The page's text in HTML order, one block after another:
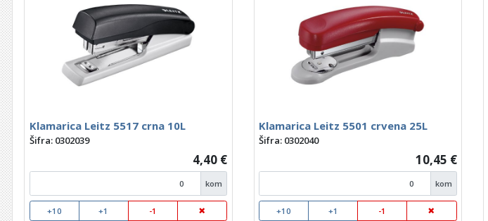
Klamarica Leitz 5517 crna 10L
Šifra: 0302039
4,40 €
kom
+10 +1 -1
Klamarica Leitz 5501 crvena 25L
Šifra: 0302040
10,45 €
kom
+10 +1 -1